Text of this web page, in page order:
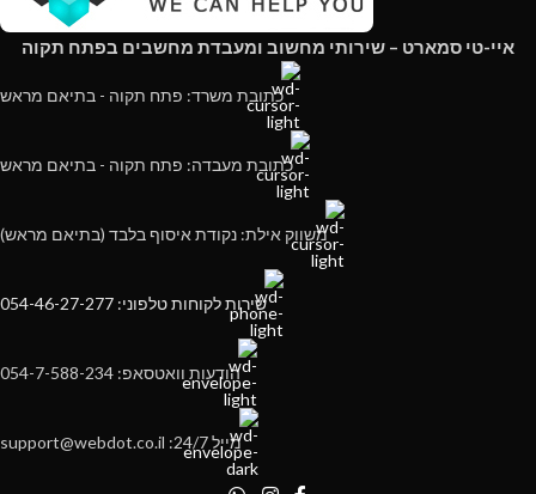
איי-טי סמארט – שירותי מחשוב ומעבדת מחשבים בפתח תקוה
כתובת משרד: פתח תקוה - בתיאם מראש
כתובת מעבדה: פתח תקוה - בתיאם מראש
משווק אילת: נקודת איסוף בלבד (בתיאם מראש)
שירות לקוחות טלפוני: 054-46-27-277
הודעות וואטסאפ: 054-7-588-234
מייל 24/7: support@webdot.co.il